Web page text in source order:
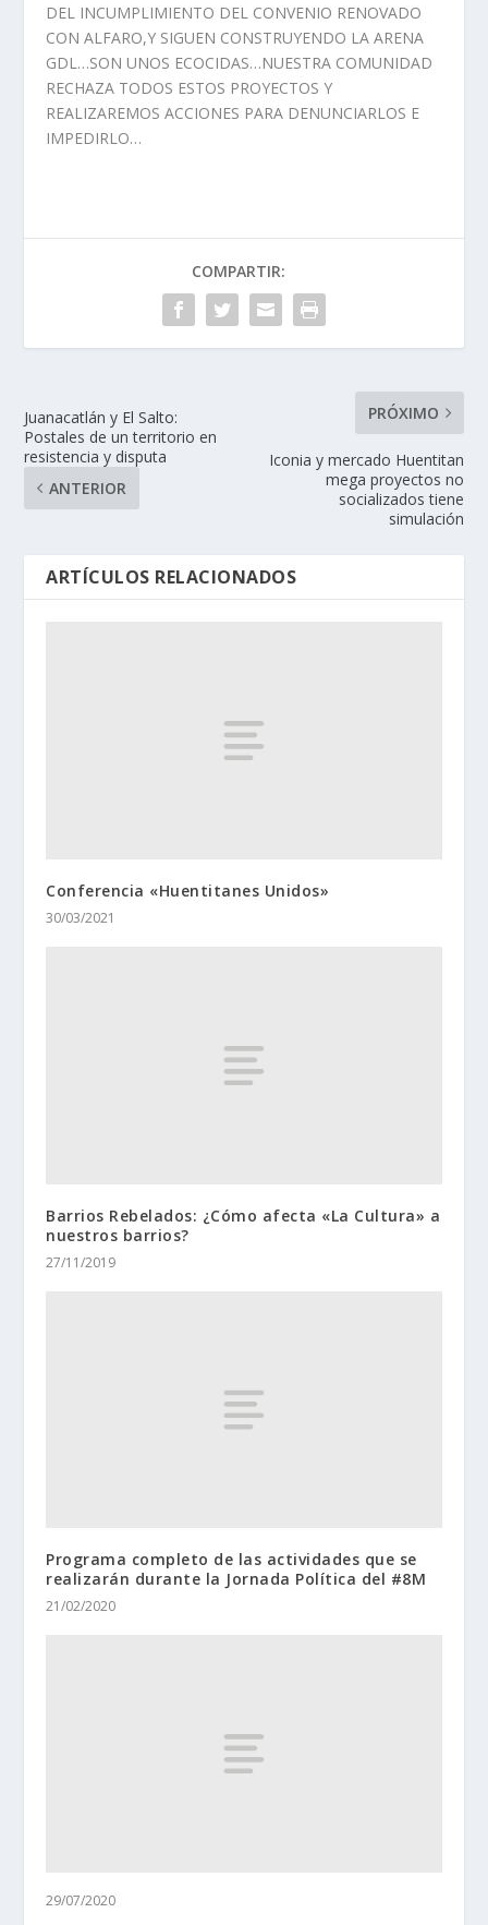
DEL INCUMPLIMIENTO DEL CONVENIO RENOVADO
CON ALFARO,Y SIGUEN CONSTRUYENDO LA ARENA
GDL…SON UNOS ECOCIDAS…NUESTRA COMUNIDAD
RECHAZA TODOS ESTOS PROYECTOS Y
REALIZAREMOS ACCIONES PARA DENUNCIARLOS E
IMPEDIRLO…
COMPARTIR:
Juanacatlán y El Salto:
Postales de un territorio en
resistencia y disputa
ANTERIOR
PRÓXIMO
Iconia y mercado Huentitan
mega proyectos no
socializados tiene
simulación
ARTÍCULOS RELACIONADOS
Conferencia «Huentitanes Unidos»
30/03/2021
Barrios Rebelados: ¿Cómo afecta «La Cultura» a
nuestros barrios?
27/11/2019
Programa completo de las actividades que se
realizarán durante la Jornada Política del #8M
21/02/2020
29/07/2020